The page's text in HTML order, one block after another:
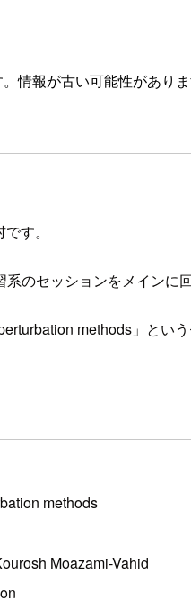
情報が古い可能性がありま
す。
のセッションをメインに回
methods」とい
methods
Moazami-Vahid